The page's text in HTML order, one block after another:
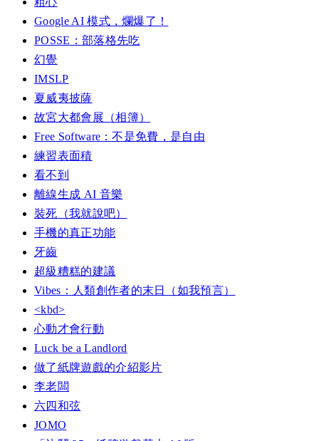
Google AI 模式，爛爆了！
POSSE：部落格先吃
幻覺
IMSLP
夏威夷披薩
故宮大都會展（相簿）
Free Software：不是免費，是自由
練習表面積
看不到
離線生成 AI 音樂
裝死（我就說吧）
手機的真正功能
牙齒
超級糟糕的建議
Vibes：人類創作者的末日（如我預言）
<kbd>
心動才會行動
Luck be a Landlord
做了紙牌遊戲的介紹影片
李老闆
六四和弦
JOMO